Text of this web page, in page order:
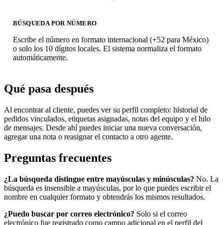
BÚSQUEDA POR NÚMERO
Escribe el número en formato internacional (+52 para México)
o solo los 10 dígitos locales. El sistema normaliza el formato
automáticamente.
Qué pasa después
Al encontrar al cliente, puedes ver su perfil completo: historial de
pedidos vinculados, etiquetas asignadas, notas del equipo y el hilo
de mensajes. Desde ahí puedes iniciar una nueva conversación,
agregar una nota o reasignar el contacto a otro agente.
Preguntas frecuentes
¿La búsqueda distingue entre mayúsculas y minúsculas? No. La
búsqueda es insensible a mayúsculas, por lo que puedes escribir el
nombre en cualquier formato y obtendrás los mismos resultados.
¿Puedo buscar por correo electrónico? Solo si el correo
electrónico fue registrado como campo adicional en el perfil del